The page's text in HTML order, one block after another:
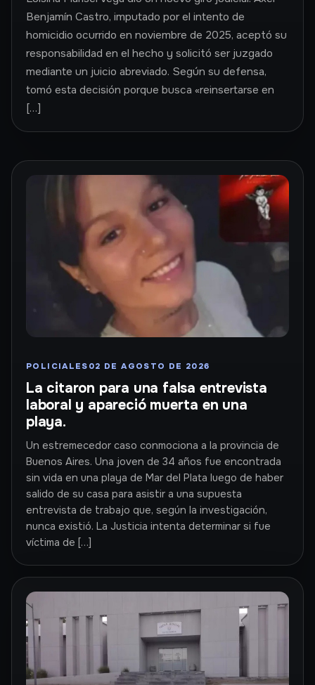
Benjamín Castro, imputado por el intento de
homicidio ocurrido en noviembre de 2025, aceptó su
responsabilidad en el hecho y solicitó ser juzgado
mediante un juicio abreviado. Según su defensa,
tomó esta decisión porque busca «reinsertarse en
[…]
POLICIALES 02 DE AGOSTO DE 2026
La citaron para una falsa entrevista
laboral y apareció muerta en una
playa.
Un estremecedor caso conmociona a la provincia de
Buenos Aires. Una joven de 34 años fue encontrada
sin vida en una playa de Mar del Plata luego de haber
salido de su casa para asistir a una supuesta
entrevista de trabajo que, según la investigación,
nunca existió. La Justicia intenta determinar si fue
víctima de […]